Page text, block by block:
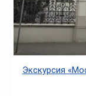
Экскурсия